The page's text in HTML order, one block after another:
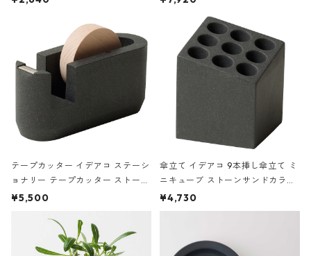
テープカッター イデアコ ステーシ
ョナリー テープカッター ストーン
サンドカラー 石調 ideaco Station
¥5,500
傘立て イデアコ 9本挿し傘立て ミ
ニキューブ ストーンサンドカラー
石調 ideaco Umbrella Stand CUB
E ストーンサンドブラック
¥4,730